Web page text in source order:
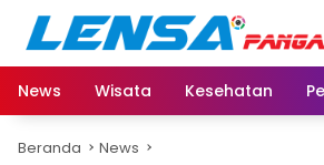
Langsung
konten
News
Wisata Kesehatan
Beranda News